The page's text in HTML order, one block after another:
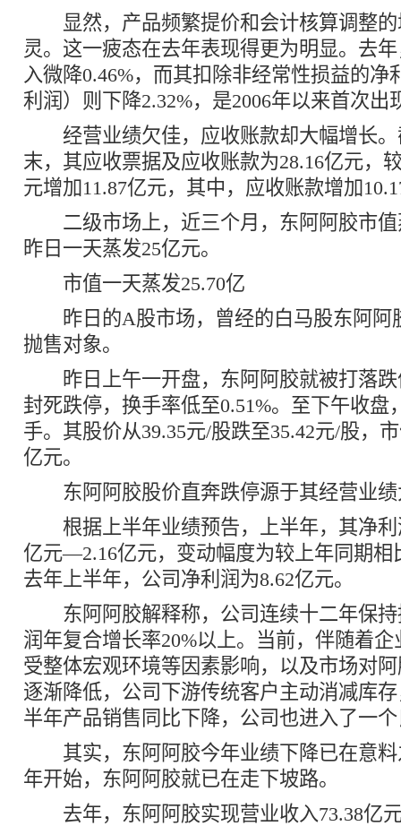
显然，产品频繁提价和会计核算调整的
灵。这一疲态在去年表现得更为明显。去
入微降0.46%，而其扣除非经常性损益的净
利润）则下降2.32%，是2006年以来首次出
经营业绩欠佳，应收账款却大幅增长。
末，其应收票据及应收账款为28.16亿元，
元增加11.87亿元，其中，应收账款增加
二级市场上，近三个月，东阿阿胶市值
昨日一天蒸发25亿元。
市值一天蒸发25.70亿
昨日的A股市场，曾经的白马股东阿阿
抛售对象。
昨日上午一开盘，东阿阿胶就被打落跌
封死跌停，换手率低至0.51%。至下午收盘
手。其股价从39.35元/股跌至35.42元/股，
亿元。
东阿阿胶股价直奔跌停源于其经营业绩
根据上半年业绩预告，上半年，其净利
亿元—2.16亿元，变动幅度为较上年同期相
去年上半年，公司净利润为8.62亿元。
东阿阿胶解释称，公司连续十二年保持
润年复合增长率20%以上。当前，伴随着
受整体宏观环境等因素影响，以及市场对
逐渐降低，公司下游传统客户主动消减库
半年产品销售同比下降，公司也进入了一
其实，东阿阿胶今年业绩下降已在意料
年开始，东阿阿胶就已在走下坡路。
去年，东阿阿胶实现营业收入73.38亿